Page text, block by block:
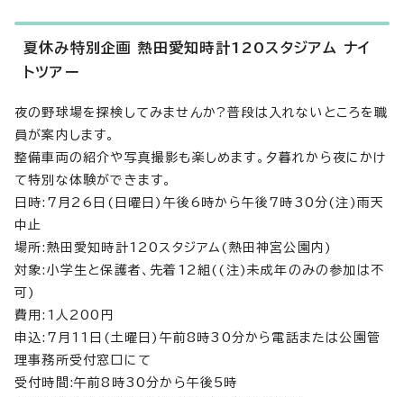
夏休み特別企画 熱田愛知時計120スタジアム ナイ
トツアー
夜の野球場を探検してみませんか?普段は入れないところを職
員が案内します。
整備車両の紹介や写真撮影も楽しめます。夕暮れから夜にかけ
て特別な体験ができます。
日時:7月26日(日曜日)午後6時から午後7時30分(注)雨天
中止
場所:熱田愛知時計120スタジアム(熱田神宮公園内)
対象:小学生と保護者、先着12組((注)未成年のみの参加は不
可)
費用:1人200円
申込:7月11日(土曜日)午前8時30分から電話または公園管
理事務所受付窓口にて
受付時間:午前8時30分から午後5時